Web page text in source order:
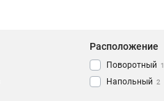
Расположение
Поворотный 1
Напольный 2